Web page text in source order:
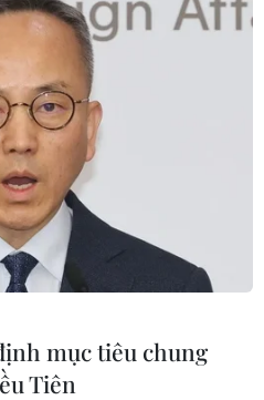
mục tiêu chung
Tiên